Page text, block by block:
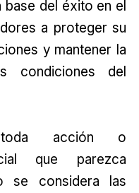
base del éxito en el
a proteger su
y mantener la
condiciones del
acción o
que parezca
se considera las